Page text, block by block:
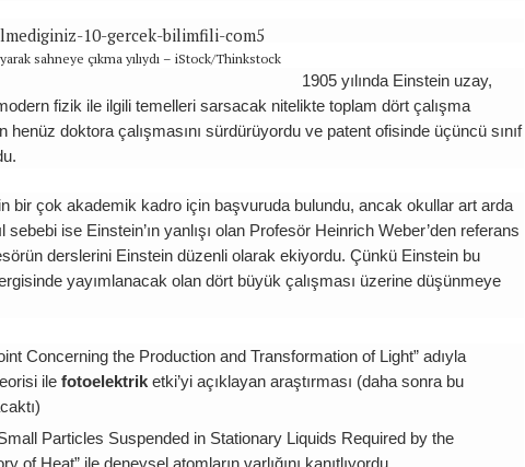
sahneye çıkma yılıydı – iStock/Thinkstock
1905 yılında Einstein uzay,
fizik ile ilgili temelleri sarsacak nitelikte toplam dört çalışma
henüz doktora çalışmasını sürdürüyordu ve patent ofisinde üçüncü sınıf
bir çok akademik kadro için başvuruda bulundu, ancak okullar art arda
sebebi ise Einstein’ın yanlışı olan Profesör Heinrich Weber’den referans
derslerini Einstein düzenli olarak ekiyordu. Çünkü Einstein bu
yayımlanacak olan dört büyük çalışması üzerine düşünmeye
Concerning the Production and Transformation of Light” adıyla
ile fotoelektrik etki’yi açıklayan araştırması (daha sonra bu
Particles Suspended in Stationary Liquids Required by the
of Heat” ile deneysel atomların varlığını kanıtlıyordu.